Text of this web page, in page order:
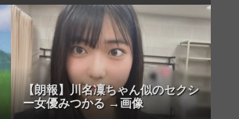
【朗報】川名凜ちゃん似のセクシ
ー女優みつかる →画像